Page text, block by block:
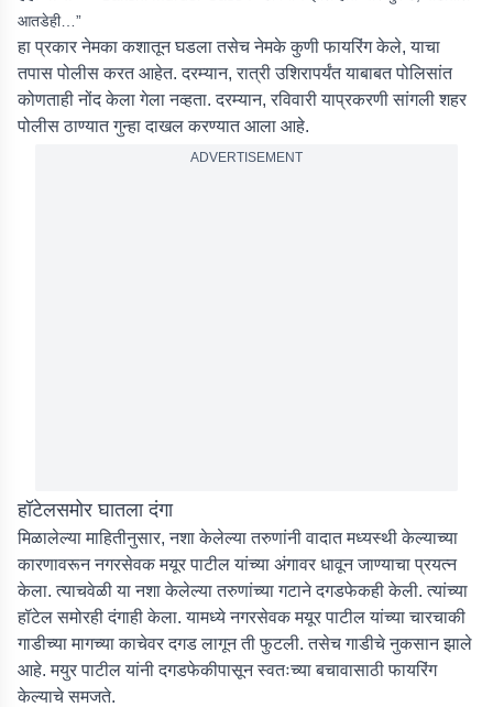
आतडेही…”
हा प्रकार नेमका कशातून घडला तसेच नेमके कुणी फायरिंग केले, याचा
तपास पोलीस करत आहेत. दरम्यान, रात्री उशिरापर्यंत याबाबत पोलिसांत
कोणताही नोंद केला गेला नव्हता. दरम्यान, रविवारी याप्रकरणी सांगली शहर
पोलीस ठाण्यात गुन्हा दाखल करण्यात आला आहे.
ADVERTISEMENT
हॉटेलसमोर घातला दंगा
मिळालेल्या माहितीनुसार, नशा केलेल्या तरुणांनी वादात मध्यस्थी केल्याच्या
कारणावरून नगरसेवक मयूर पाटील यांच्या अंगावर धावून जाण्याचा प्रयत्न
केला. त्याचवेळी या नशा केलेल्या तरुणांच्या गटाने दगडफेकही केली. त्यांच्या
हॉटेल समोरही दंगाही केला. यामध्ये नगरसेवक मयूर पाटील यांच्या चारचाकी
गाडीच्या मागच्या काचेवर दगड लागून ती फुटली. तसेच गाडीचे नुकसान झाले
आहे. मयुर पाटील यांनी दगडफेकीपासून स्वतःच्या बचावासाठी फायरिंग
केल्याचे समजते.